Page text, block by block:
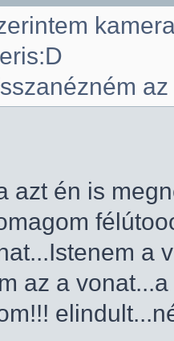
azt én is
a
az a